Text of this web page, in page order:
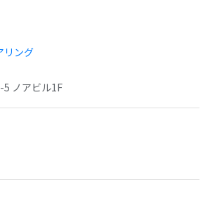
リング
ノアビル1F